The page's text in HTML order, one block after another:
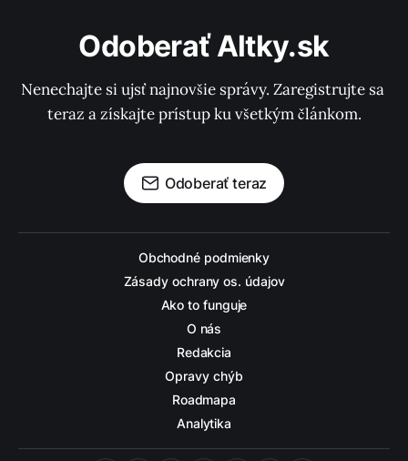
Odoberať Altky.sk
Nenechajte si ujsť najnovšie správy. Zaregistrujte sa
teraz a získajte prístup ku všetkým článkom.
Odoberať teraz
Obchodné podmienky
Zásady ochrany os. údajov
Ako to funguje
O nás
Redakcia
Opravy chýb
Roadmapa
Analytika